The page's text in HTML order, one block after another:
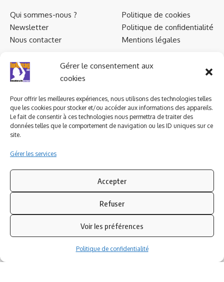
Gérer le consentement aux
cookies
Pour offrir les meilleures expériences, nous utilisons des technologies telles
que les cookies pour stocker et/ou accéder aux informations des appareils.
Le fait de consentir à ces technologies nous permettra de traiter des
données telles que le comportement de navigation ou les ID uniques sur ce
site.
Gérer les services
Accepter
Refuser
Voir les préférences
Politique de confidentialité
Qui sommes-nous ?
Newsletter
Nous contacter
Ludomag "Le Club"
Politique de cookies
Politique de confidentialité
Mentions légales
LIENS UTILES
ludoviales
PARTENAIRES